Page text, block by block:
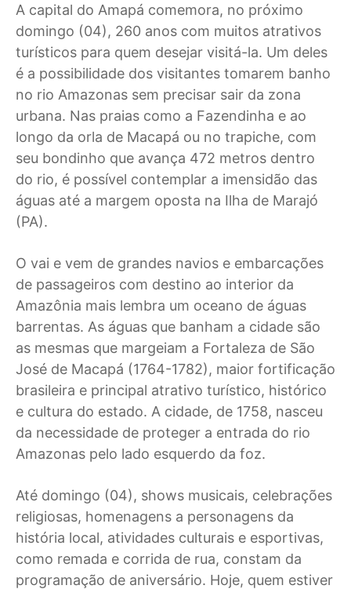
A capital do Amapá comemora, no próximo
domingo (04), 260 anos com muitos atrativos
turísticos para quem desejar visitá-la. Um deles
é a possibilidade dos visitantes tomarem banho
no rio Amazonas sem precisar sair da zona
urbana. Nas praias como a Fazendinha e ao
longo da orla de Macapá ou no trapiche, com
seu bondinho que avança 472 metros dentro
do rio, é possível contemplar a imensidão das
águas até a margem oposta na Ilha de Marajó
(PA).
O vai e vem de grandes navios e embarcações
de passageiros com destino ao interior da
Amazônia mais lembra um oceano de águas
barrentas. As águas que banham a cidade são
as mesmas que margeiam a Fortaleza de São
José de Macapá (1764-1782), maior fortificação
brasileira e principal atrativo turístico, histórico
e cultura do estado. A cidade, de 1758, nasceu
da necessidade de proteger a entrada do rio
Amazonas pelo lado esquerdo da foz.
Até domingo (04), shows musicais, celebrações
religiosas, homenagens a personagens da
história local, atividades culturais e esportivas,
como remada e corrida de rua, constam da
programação de aniversário. Hoje, quem estiver